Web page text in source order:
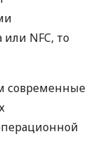
NFC, то
современные